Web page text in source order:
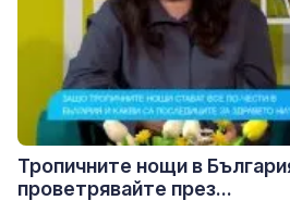
Тропичните нощи в
проветрявайте през...